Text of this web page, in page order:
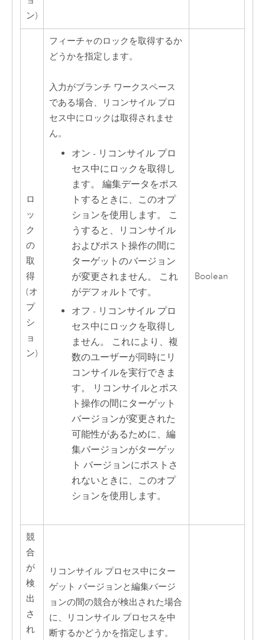
ン)
ロ
ッ
ク
の
取
得
(オ
プ
シ
ョ
ン)
フィーチャのロックを取得するか
どうかを指定します。
入力がブランチ ワークスペース
である場合、リコンサイル プロ
セス中にロックは取得されませ
ん。
オン - リコンサイル プロ
セス中にロックを取得し
ます。 編集データをポス
トするときに、このオプ
ションを使用します。 こ
うすると、リコンサイル
およびポスト操作の間に
ターゲットのバージョン
が変更されません。 これ
がデフォルトです。
オフ - リコンサイル プロ
セス中にロックを取得し
ません。 これにより、複
数のユーザーが同時にリ
コンサイルを実行できま
す。 リコンサイルとポス
ト操作の間にターゲット
バージョンが変更された
可能性があるために、編
集バージョンがターゲッ
ト バージョンにポストさ
れないときに、このオプ
ションを使用します。
Boolean
競
合
が
検
出
さ
れ
リコンサイル プロセス中にター
ゲット バージョンと編集バージ
ョンの間の競合が検出された場合
に、リコンサイル プロセスを中
断するかどうかを指定します。